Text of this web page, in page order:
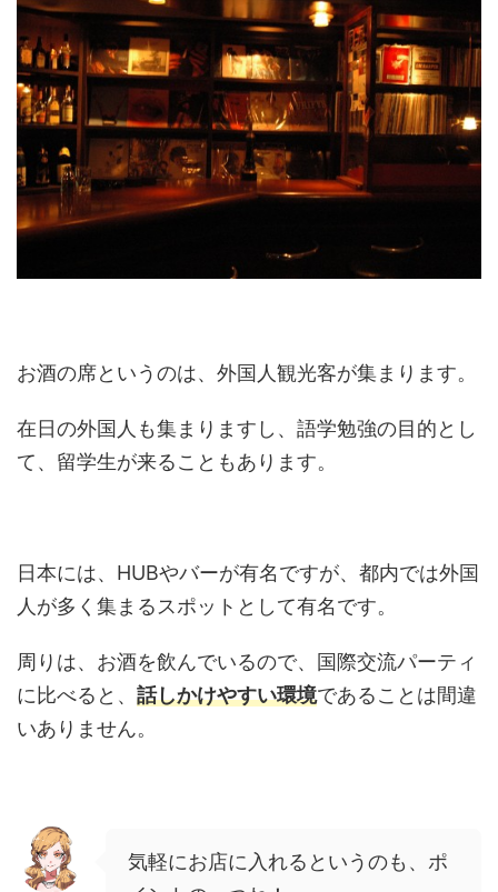
お酒の席というのは、外国人観光客が集まります。
在日の外国人も集まりますし、語学勉強の目的とし
て、留学生が来ることもあります。
日本には、HUBやバーが有名ですが、都内では外国
人が多く集まるスポットとして有名です。
周りは、お酒を飲んでいるので、国際交流パーティ
に比べると、 話しかけやすい環境であることは間違
いありません。
気軽にお店に入れるというのも、ポ